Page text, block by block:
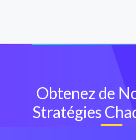
Obtenez de
Stratégies